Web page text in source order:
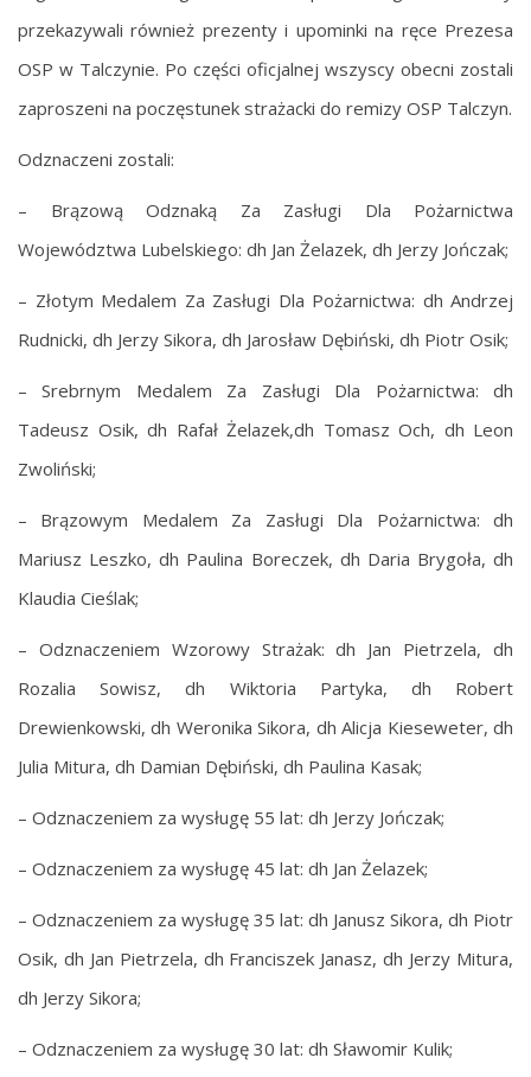
przekazywali również prezenty i upominki na ręce Prezesa
OSP w Talczynie. Po części oficjalnej wszyscy obecni zostali
zaproszeni na poczęstunek strażacki do remizy OSP Talczyn.
Odznaczeni zostali:
– Brązową Odznaką Za Zasługi Dla Pożarnictwa
Województwa Lubelskiego: dh Jan Żelazek, dh Jerzy Jończak;
– Złotym Medalem Za Zasługi Dla Pożarnictwa: dh Andrzej
Rudnicki, dh Jerzy Sikora, dh Jarosław Dębiński, dh Piotr Osik;
– Srebrnym Medalem Za Zasługi Dla Pożarnictwa: dh
Tadeusz Osik, dh Rafał Żelazek,dh Tomasz Och, dh Leon
Zwoliński;
– Brązowym Medalem Za Zasługi Dla Pożarnictwa: dh
Mariusz Leszko, dh Paulina Boreczek, dh Daria Brygoła, dh
Klaudia Cieślak;
– Odznaczeniem Wzorowy Strażak: dh Jan Pietrzela, dh
Rozalia Sowisz, dh Wiktoria Partyka, dh Robert
Drewienkowski, dh Weronika Sikora, dh Alicja Kieseweter, dh
Julia Mitura, dh Damian Dębiński, dh Paulina Kasak;
– Odznaczeniem za wysługę 55 lat: dh Jerzy Jończak;
– Odznaczeniem za wysługę 45 lat: dh Jan Żelazek;
– Odznaczeniem za wysługę 35 lat: dh Janusz Sikora, dh Piotr
Osik, dh Jan Pietrzela, dh Franciszek Janasz, dh Jerzy Mitura,
dh Jerzy Sikora;
– Odznaczeniem za wysługę 30 lat: dh Sławomir Kulik;